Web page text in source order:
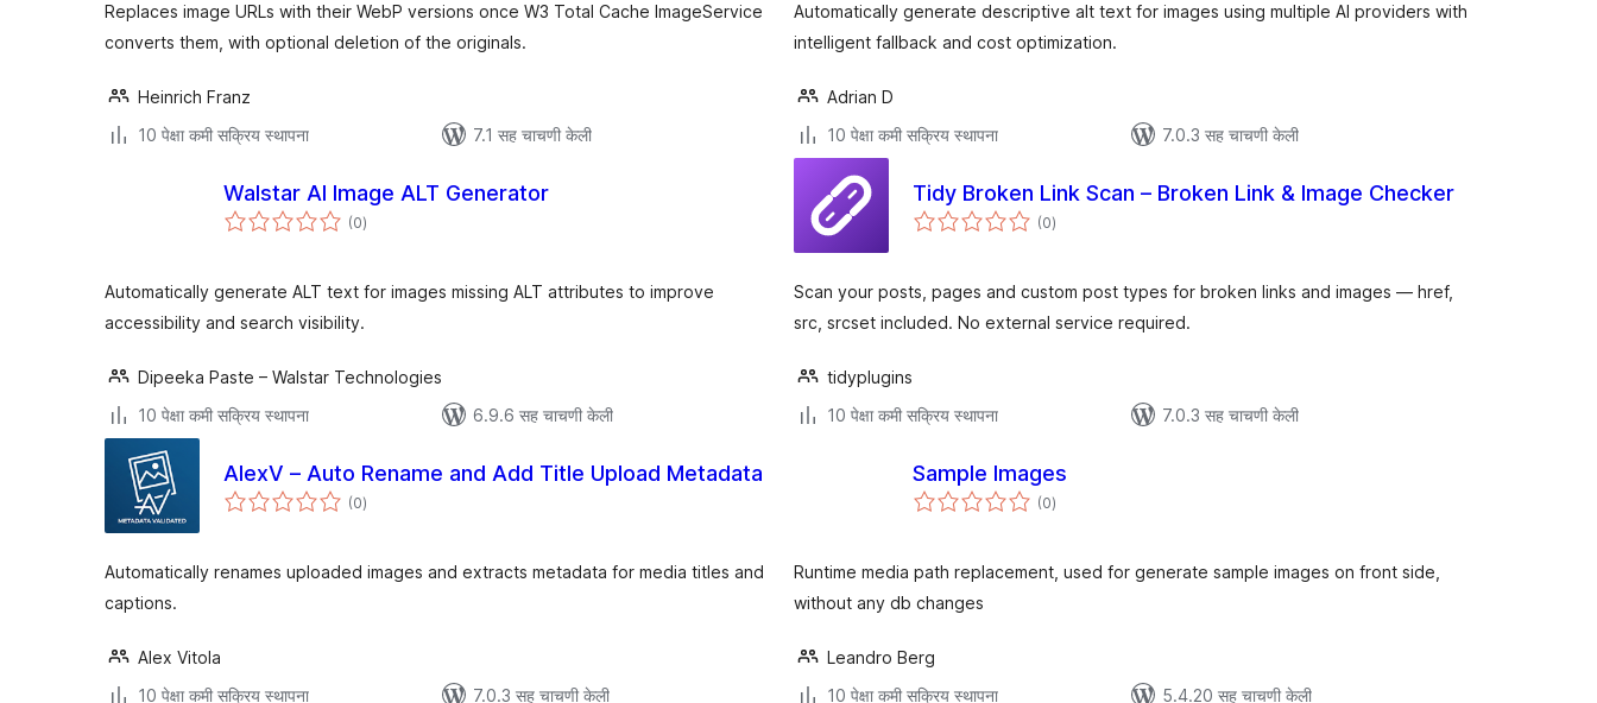
Replaces image URLs with their WebP versions once W3 Total Cache ImageService
converts them, with optional deletion of the originals.
Heinrich Franz
10 पेक्षा कमी सक्रिय स्थापना
7.1 सह चाचणी केली
Automatically generate descriptive alt text for images using multiple AI providers with
intelligent fallback and cost optimization.
Adrian D
10 पेक्षा कमी सक्रिय स्थापना
7.0.3 सह चाचणी केली
Walstar AI Image ALT Generator
(0एकूण
मूल्यांकन
)
Automatically generate ALT text for images missing ALT attributes to improve
accessibility and search visibility.
Dipeeka Paste – Walstar Technologies
10 पेक्षा कमी सक्रिय स्थापना
6.9.6 सह चाचणी केली
Tidy Broken Link Scan – Broken Link & Image Checker
(0एकूण
मूल्यांकन
)
Scan your posts, pages and custom post types for broken links and images — href,
src, srcset included. No external service required.
tidyplugins
10 पेक्षा कमी सक्रिय स्थापना
7.0.3 सह चाचणी केली
AlexV – Auto Rename and Add Title Upload Metadata
(0एकूण
मूल्यांकन
)
Automatically renames uploaded images and extracts metadata for media titles and
captions.
Alex Vitola
10 पेक्षा कमी सक्रिय स्थापना
7.0.3 सह चाचणी केली
Sample Images
(0एकूण
मूल्यांकन
)
Runtime media path replacement, used for generate sample images on front side,
without any db changes
Leandro Berg
10 पेक्षा कमी सक्रिय स्थापना
5.4.20 सह चाचणी केली